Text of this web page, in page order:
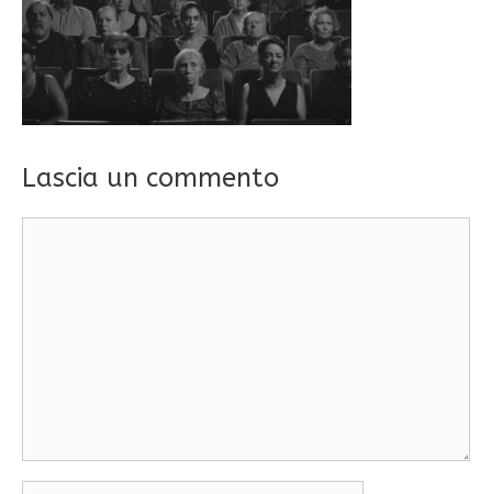
Lascia un commento